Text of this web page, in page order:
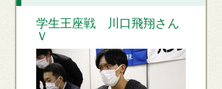
学生王座戦 川口飛翔さん
Ｖ